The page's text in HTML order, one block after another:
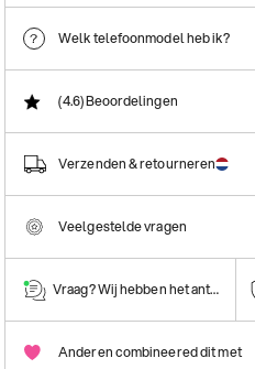
Welk telefoonmodel heb ik?
(4.6)Beoordelingen
Verzenden & retourneren
Veelgestelde vragen
Vraag? Wij hebben het antwoord!
Anderen combineered dit met